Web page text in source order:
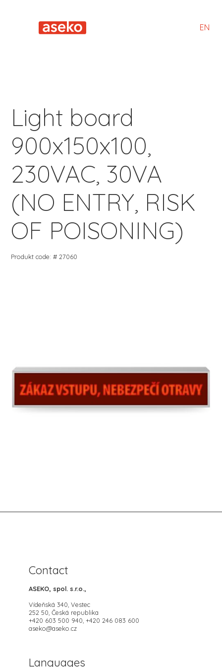
EN
Light board
900x150x100,
230VAC, 30VA
(NO ENTRY, RISK
OF POISONING)
Produkt code: # 27060
Contact
ASEKO, spol. s.r.o.,
Vídeňská 340, Vestec
252 50, Česká republika
+420 603 500 940, +420 246 083 600
aseko@aseko.cz
Languages